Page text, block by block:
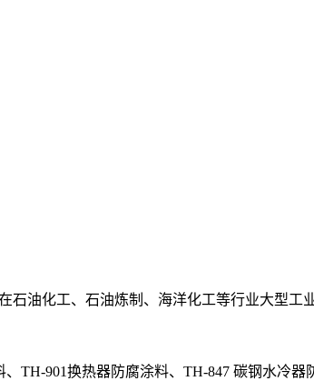
石油化工、石油炼制、海洋化工等行业大型
TH-901换热器防腐涂料、TH-847 碳钢水冷器